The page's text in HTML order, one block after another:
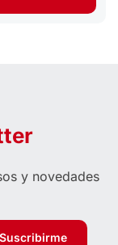
y novedades
Suscribirme